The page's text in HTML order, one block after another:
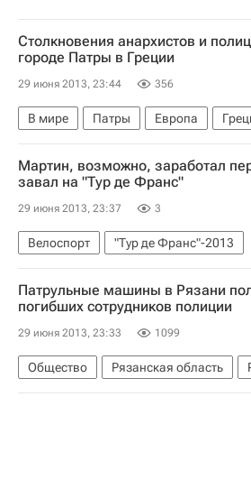
Столкновения анархистов и
городе Патры в Греции
29 июня 2013, 23:44 356
В мире Патры Европа
Весь мир
Мартин, возможно, заработал
завал на "Тур де Франс"
29 июня 2013, 23:37 3
Велоспорт
"Тур де Франс"-2013
Тур де Франс
Патрульные машины в Рязани
погибших сотрудников полиции
29 июня 2013, 23:33 1099
Общество Рязанская область
Европа
Центральный ФО